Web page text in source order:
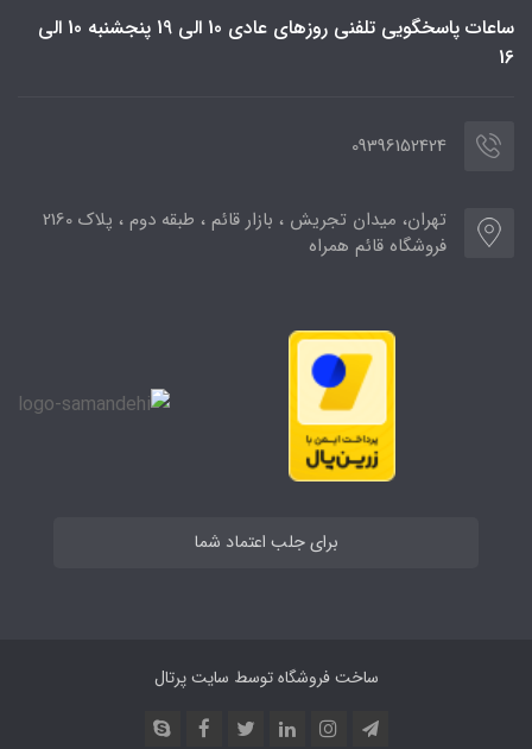
ساعات پاسخگویی تلفنی روزهای عادی 10 الی 19 پنجشنبه 10 الی
16
09396152424
تهران، میدان تجریش ، بازار قائم ، طبقه دوم ، پلاک 2160
فروشگاه قائم همراه
برای جلب اعتماد شما
ساخت فروشگاه توسط سایت پرتال